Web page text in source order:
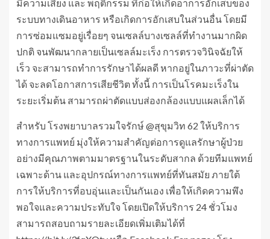
มีความเสี่ยง และ พฤติกรรม ที่ก่อให้เกิดอาการอักเสบของ
ระบบทางเดินอาหาร หรือเกิดการอักเสบในส่วนอื่น โดยมี
การซ่อมแซมอยู่เรื่อยๆ จนเซลล์บางเซลล์ที่ทำงานมากผิด
ปกติ จนพัฒนากลายเป็นเซลล์มะเร็ง การตรวจวินิจฉัยให้
เร็ว จะสามารถทำการรักษาได้ผลดี หากอยู่ในภาวะที่ผ่าตัด
ได้ จะลดโอกาสการเสียชีวิต ทั้งนี้ การเป็นโรคมะเร็งใน
ระยะเริ่มต้น สามารถผ่าตัดแบบส่องกล้องแบบแผลเล็กได้
สำหรับ โรงพยาบาลรวมใจรักษ์ @สุขุมวิท 62 ให้บริการ
ทางการแพทย์ มุ่งให้ความสำคัญต่อการดูแลรักษาผู้ป่วย
อย่างมีคุณภาพตามมาตรฐานในระดับสากล ด้วยทีมแพทย์
เฉพาะด้าน และอุปกรณ์ทางการแพทย์ที่ทันสมัย ภายใต้
การให้บริการที่อบอุ่นและเป็นกันเอง เพื่อให้เกิดความพึง
พอใจและความประทับใจ โดยเปิดให้บริการ 24 ชั่วโมง
สามารถสอบถามรายละเอียดเพิ่มเติมได้ที่